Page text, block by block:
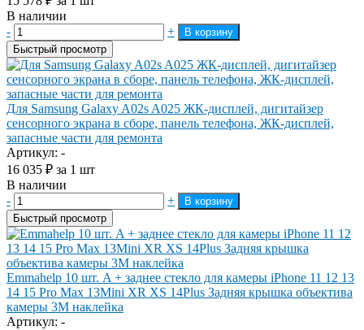
В наличии
-
+
В корзину
Быстрый просмотр
Для Samsung Galaxy A02s A025 ЖК-дисплей, дигитайзер
сенсорного экрана в сборе, панель телефона, ЖК-дисплей,
запасные части для ремонта
Артикул: -
16 035 ₽ за 1 шт
В наличии
-
+
В корзину
Быстрый просмотр
Emmahelp 10 шт. A + заднее стекло для камеры iPhone 11 12 13
14 15 Pro Max 13Mini XR XS 14Plus Задняя крышка объектива
камеры 3M наклейка
Артикул: -